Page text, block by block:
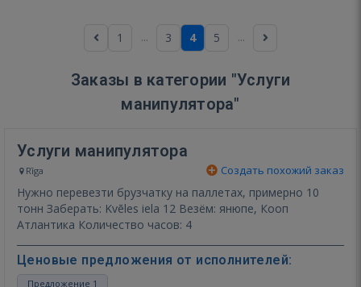
1 ... 3 4 5 ...
Заказы в категории "Услуги
манипулятора"
Услуги манипулятора
Rīga Создать похожий заказ
Нужно перевезти брузчатку на паллетах, примерно 10
тонн Заберать: Kvēles iela 12 Везём: янюпе, Кооп
Атлантика Количество часов: 4
Ценовые предложения от исполнителей:
Предложение 1